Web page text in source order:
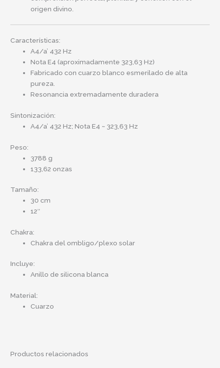
origen divino.
Características:
A4/a’ 432 Hz
Nota E4 (aproximadamente 323,63 Hz)
Fabricado con cuarzo blanco esmerilado de alta
pureza.
Resonancia extremadamente duradera
Sintonización:
A4/a’ 432 Hz; Nota E4 ~ 323,63 Hz
Peso:
3788 g
133,62 onzas
Tamaño:
30 cm
12″
Chakra:
Chakra del ombligo/plexo solar
Incluye:
Anillo de silicona blanca
Material:
Cuarzo
Productos relacionados